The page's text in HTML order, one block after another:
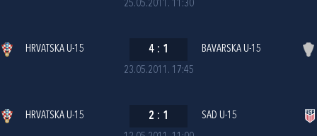
25.05.2011. 11:30
23.05.2011. 17:45
HRVATSKA U-15 4 : 1 BAVARSKA U-15
HRVATSKA U-15 2 : 1 SAD U-15